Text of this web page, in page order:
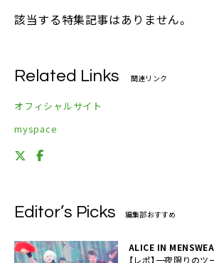
該当する特集記事はありません。
Related Links 関連リンク
オフィシャルサイト
myspace
Editor’s Picks 編集部おすすめ
ALICE IN
【レポ】一夜限りの